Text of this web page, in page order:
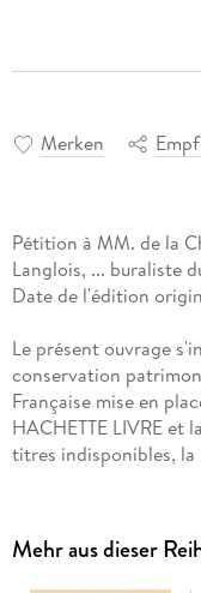
Merken
Pétition à MM. de la
Langlois, ... buraliste
Date de l'édition
Le présent ouvrage
conservation
Française mise en
HACHETTE LIVRE et
titres indisponibles, la
jugés condamnables.
Ils n'en
Mehr aus dieser